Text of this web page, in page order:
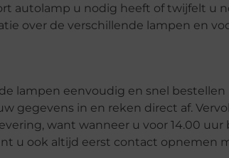
autolamp u nodig heeft of twijfelt u
over de verschillende lampen en
lampen eenvoudig en snel bestellen
gegevens in en reken direct af.
want wanneer u voor 14.00 uur
u ook altijd eerst contact opnemen